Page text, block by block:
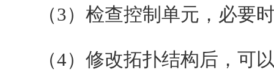
（3）检查控制单元，必要时
（4）修改拓扑结构后，可以